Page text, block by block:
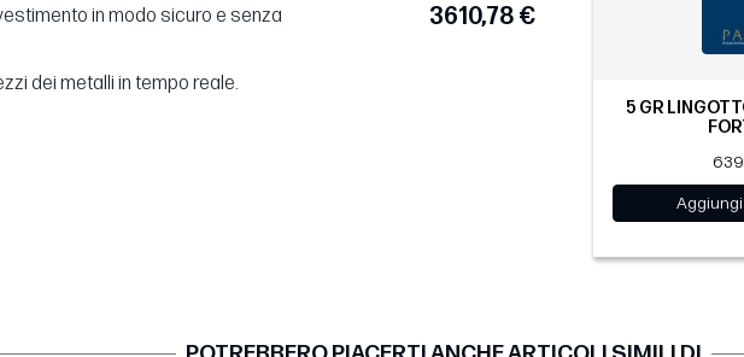
3610,78 €
in modo sicuro e senza
dei metalli in tempo reale.
5 GR